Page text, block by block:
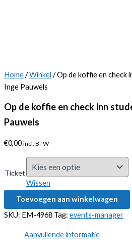
Home/Winkel / Op de koffie en check
Inge Pauwels
Op de koffie en check inn
Pauwels
€0,00 incl. BTW
Ticket
Wissen
Op
koffie
Toevoegen aan winkelwagen
SKU: EM-4968 Tag: events-manager
Aanvullende informatie